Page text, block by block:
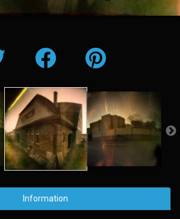
Information